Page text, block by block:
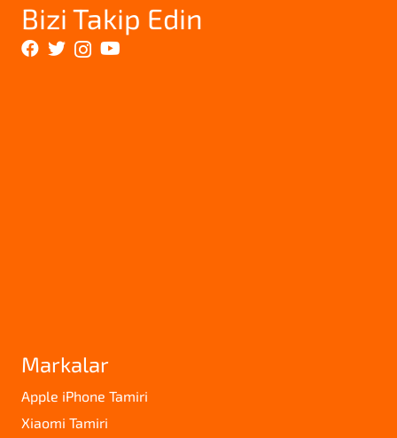
Bizi Takip Edin
Markalar
Apple iPhone Tamiri
Xiaomi Tamiri